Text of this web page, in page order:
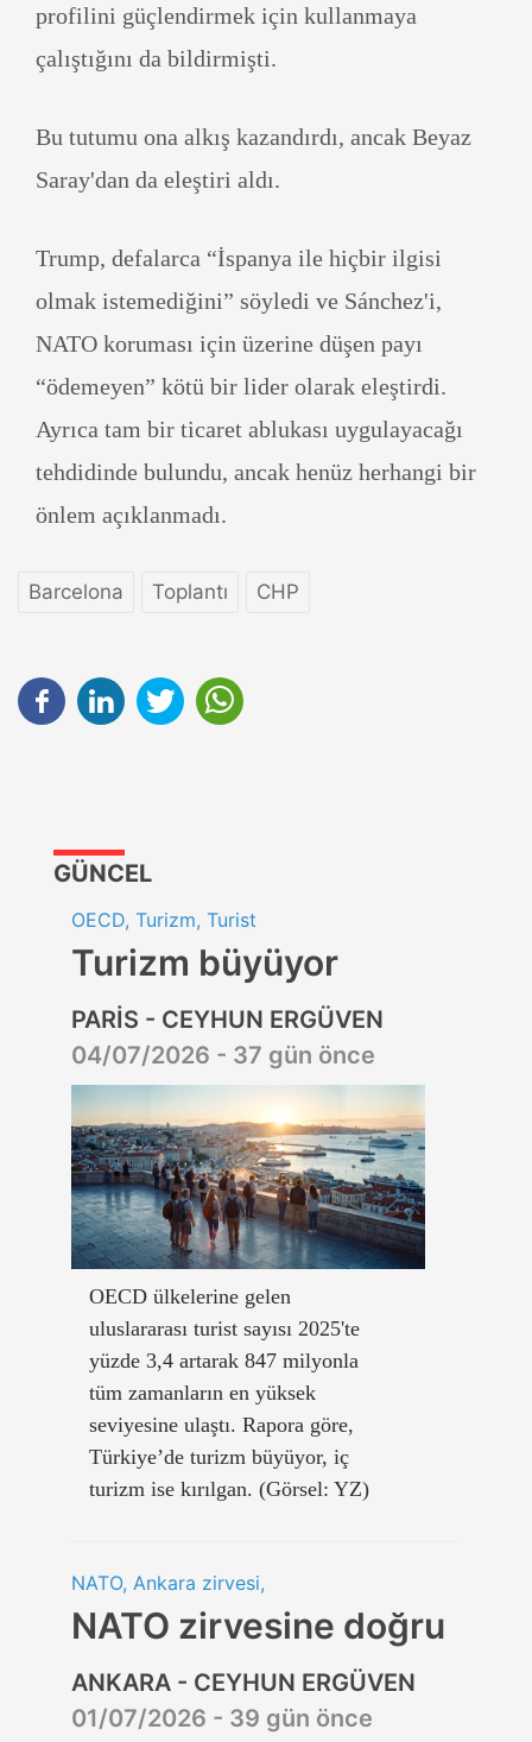
profilini güçlendirmek için kullanmaya
çalıştığını da bildirmişti.
Bu tutumu ona alkış kazandırdı, ancak Beyaz
Saray'dan da eleştiri aldı.
Trump, defalarca “İspanya ile hiçbir ilgisi
olmak istemediğini” söyledi ve Sánchez'i,
NATO koruması için üzerine düşen payı
“ödemeyen” kötü bir lider olarak eleştirdi.
Ayrıca tam bir ticaret ablukası uygulayacağı
tehdidinde bulundu, ancak henüz herhangi bir
önlem açıklanmadı.
Barcelona Toplantı CHP
GÜNCEL
OECD, Turizm, Turist
Turizm büyüyor
PARİS - CEYHUN ERGÜVEN
04/07/2026 - 37 gün önce
OECD ülkelerine gelen
uluslararası turist sayısı 2025'te
yüzde 3,4 artarak 847 milyonla
tüm zamanların en yüksek
seviyesine ulaştı. Rapora göre,
Türkiye’de turizm büyüyor, iç
turizm ise kırılgan. (Görsel: YZ)
NATO, Ankara zirvesi,
NATO zirvesine doğru
ANKARA - CEYHUN ERGÜVEN
01/07/2026 - 39 gün önce